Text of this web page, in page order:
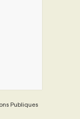
Publiques